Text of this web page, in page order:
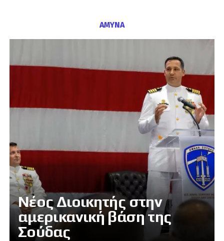
ΑΜΥΝΑ
Νέος Διοικητής στην
αμερικανική βάση της
Σούδας